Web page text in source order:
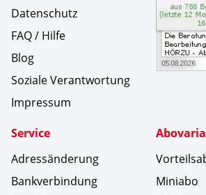
Datenschutz
FAQ / Hilfe
Blog
Soziale Verantwortung
Impressum
Service
Adressänderung
Bankverbindung
Miniabo